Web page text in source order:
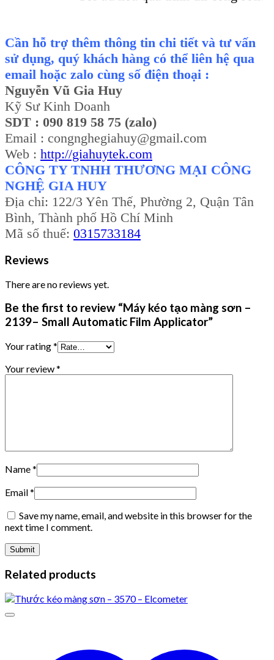
Cần hỗ trợ thêm thông tin chi tiết và tư vấn
sử dụng, quý khách hàng có thể liên hệ qua
email hoặc zalo cùng số điện thoại :
Nguyễn Vũ Gia Huy
Kỹ Sư Kinh Doanh
SDT : 090 819 58 75 (zalo)
Email : congnghegiahuy@gmail.com
Web : http://giahuytek.com
CÔNG TY TNHH THƯƠNG MẠI CÔNG
NGHỆ GIA HUY
Địa chỉ: 122/3 Yên Thế, Phường 2, Quận Tân
Bình, Thành phố Hồ Chí Minh
Mã số thuế: 0315733184
Reviews
There are no reviews yet.
Be the first to review “Máy kéo tạo màng sơn –
2139– Small Automatic Film Applicator”
Your rating*
Your review*
Name*
Email*
Save my name, email, and website in this browser for the
next time I comment.
Related products